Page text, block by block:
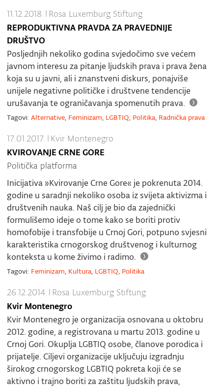
11.12.2018. | Rosa Luxemburg Stiftung
REPRODUKTIVNA PRAVDA ZA PRAVEDNIJE
DRUŠTVO
Posljednjih nekoliko godina svjedočimo sve većem
javnom interesu za pitanje ljudskih prava i prava žena
koja su u javni, ali i znanstveni diskurs, ponajviše
unijele negativne političke i društvene tendencije
urušavanja te ograničavanja spomenutih prava.
Tagovi: Alternative, Feminizam, LGBTIQ, Politika, Radnička prava
17.01.2017. | Kvir Montenegro
KVIROVANJE CRNE GORE
Politička platforma
Inicijativa »Kvirovanje Crne Gore« je pokrenuta 2014.
godine u saradnji nekoliko osoba iz svijeta aktivizma i
društvenih nauka. Naš cilj je bio da zajednički
formulišemo ideje o tome kako se boriti protiv
homofobije i transfobije u Crnoj Gori, potpuno svjesni
karakteristika crnogorskog društvenog i kulturnog
konteksta u kome živimo i radimo.
Tagovi: Feminizam, Kultura, LGBTIQ, Politika
26.12.2014. | Rosa Luxemburg Stiftung
Kvir Montenegro
​Kvir Montenegro je organizacija osnovana u oktobru
2012. godine, a registrovana u martu 2013. godine u
Crnoj Gori. Okuplja LGBTIQ osobe, članove porodica i
prijatelje. Ciljevi organizacije uključuju izgradnju
širokog crnogorskog LGBTIQ pokreta koji će se
aktivno i trajno boriti za zaštitu ljudskih prava,